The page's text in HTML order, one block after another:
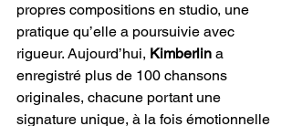
propres compositions en studio, une
pratique qu’elle a poursuivie avec
rigueur. Aujourd’hui, Kimberlin a
enregistré plus de 100 chansons
originales, chacune portant une
signature unique, à la fois émotionnelle